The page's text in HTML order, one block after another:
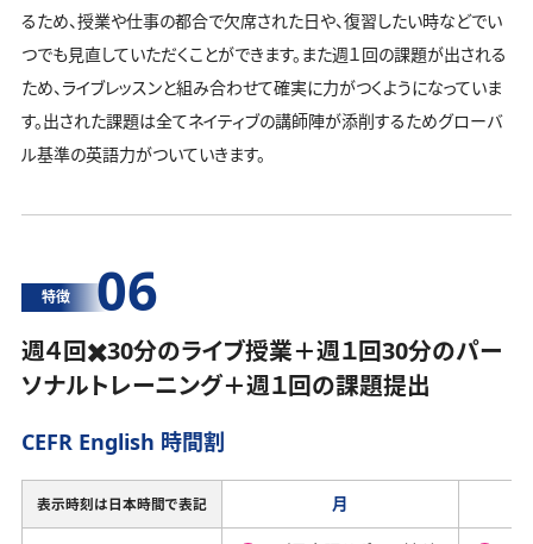
るため、授業や仕事の都合で欠席された日や、復習したい時などでい
つでも見直していただくことができます。また週１回の課題が出される
ため、ライブレッスンと組み合わせて確実に力がつくようになっていま
す。出された課題は全てネイティブの講師陣が添削するためグローバ
ル基準の英語力がついていきます。
特徴 06
週４回✖️30分のライブ授業＋週１回30分のパー
ソナルトレーニング＋週１回の課題提出
CEFR English 時間割
表示時刻は日本時間で表記 月